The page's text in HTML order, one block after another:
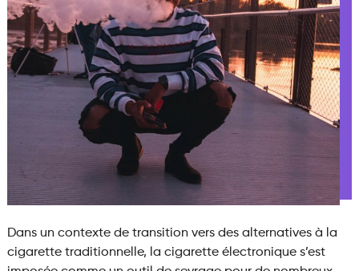
MON COMPTE
Dans un contexte de transition vers des alternatives à la
cigarette traditionnelle, la cigarette électronique s’est